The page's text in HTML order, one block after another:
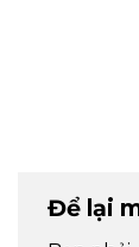
Để lại